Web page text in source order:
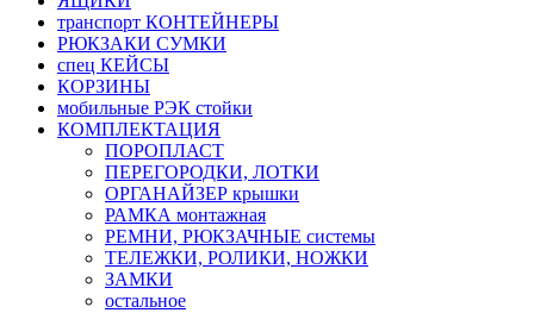
транспорт КОНТЕЙНЕРЫ
РЮКЗАКИ СУМКИ
спец КЕЙСЫ
КОРЗИНЫ
мобильные РЭК стойки
КОМПЛЕКТАЦИЯ
ПОРОПЛАСТ
ПЕРЕГОРОДКИ, ЛОТКИ
ОРГАНАЙЗЕР крышки
РАМКА монтажная
РЕМНИ, РЮКЗАЧНЫЕ системы
ТЕЛЕЖКИ, РОЛИКИ, НОЖКИ
ЗАМКИ
остальное